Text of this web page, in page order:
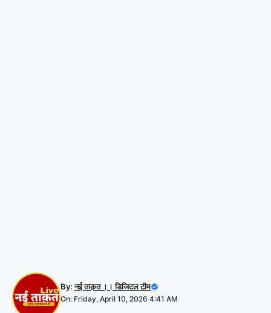
By:नई ताक़त ।। डिजिटल टीम
On: Friday, April 10, 2026 4:41 AM